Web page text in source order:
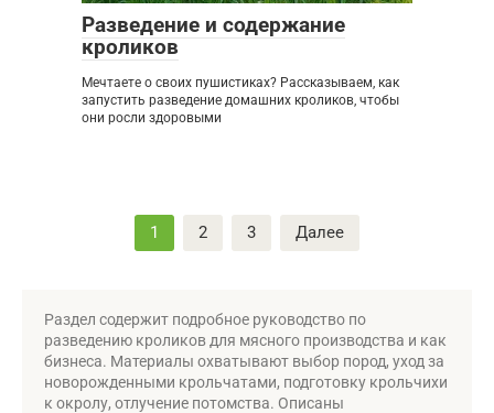
Разведение и содержание
кроликов
Мечтаете о своих пушистиках? Рассказываем, как
запустить разведение домашних кроликов, чтобы
они росли здоровыми
1 2 3 Далее
Раздел содержит подробное руководство по
разведению кроликов для мясного производства и как
бизнеса. Материалы охватывают выбор пород, уход за
новорожденными крольчатами, подготовку крольчихи
к окролу, отлучение потомства. Описаны